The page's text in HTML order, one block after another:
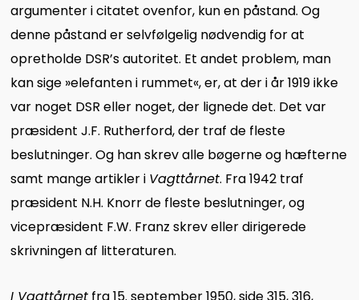
argumenter i citatet ovenfor, kun en påstand. Og
denne påstand er selvfølgelig nødvendig for at
opretholde DSR’s autoritet. Et andet problem, man
kan sige »elefanten i rummet«, er, at der i år 1919 ikke
var noget DSR eller noget, der lignede det. Det var
præsident J.F. Rutherford, der traf de fleste
beslutninger. Og han skrev alle bøgerne og hæfterne
samt mange artikler i Vagttårnet. Fra 1942 traf
præsident N.H. Knorr de fleste beslutninger, og
vicepræsident F.W. Franz skrev eller dirigerede
skrivningen af litteraturen.
I Vagttårnet fra 15. september 1950, side 315, 316,